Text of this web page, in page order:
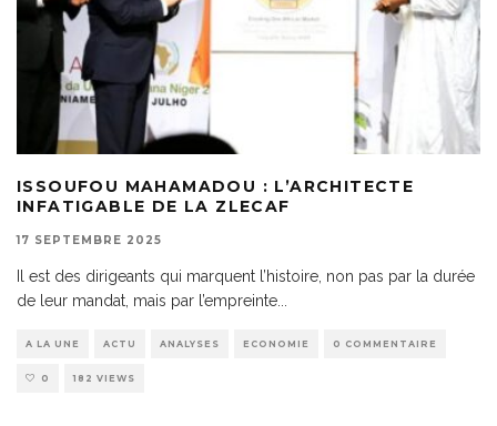
ISSOUFOU MAHAMADOU : L’ARCHITECTE
INFATIGABLE DE LA ZLECAF
17 SEPTEMBRE 2025
Il est des dirigeants qui marquent l’histoire, non pas par la durée
de leur mandat, mais par l’empreinte...
A LA UNE ACTU ANALYSES ECONOMIE 0 COMMENTAIRE
0 182 VIEWS